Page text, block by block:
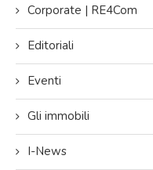
Corporate | RE4Com
Editoriali
Eventi
Gli immobili
I-News